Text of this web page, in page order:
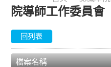
院導師工作委員會
回列表
檔案名稱